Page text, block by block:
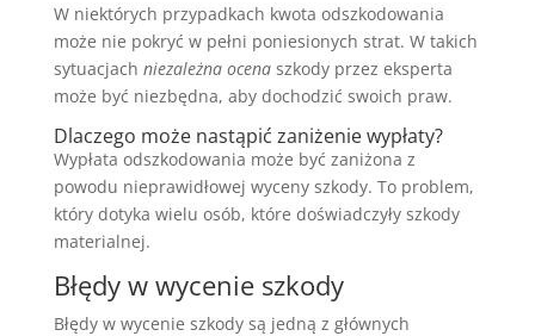
W niektórych przypadkach kwota odszkodowania
może nie pokryć w pełni poniesionych strat. W takich
sytuacjach niezależna ocenaszkody przez eksperta
może być niezbędna, aby dochodzić swoich praw.
Dlaczego może nastąpić zaniżenie wypłaty?
Wypłata odszkodowania może być zaniżona z
powodu nieprawidłowej wyceny szkody. To problem,
który dotyka wielu osób, które doświadczyły szkody
materialnej.
Błędy w wycenie szkody
Błędy w wycenie szkody są jedną z głównych